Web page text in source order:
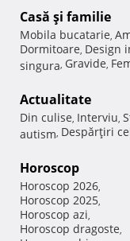
Casă şi familie
Mobila bucatarie,
Dormitoare, Design
singura, Gravide,
Actualitate
Din culise, Interviu,
autism, Despărţiri
Horoscop
Horoscop 2026,
Horoscop 2025,
Horoscop azi,
Horoscop dragoste,